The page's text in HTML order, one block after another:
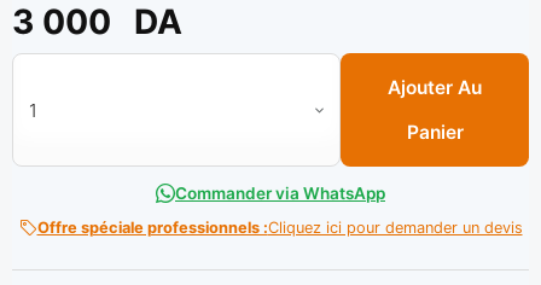
3 000 DA
quantité de Mortie d'ancrage 300 ml (C/ 12 pcs) Réf:F.1311 **
Ajouter Au
Panier
Commander via WhatsApp
Offre spéciale professionnels :Cliquez ici pour demander un devis